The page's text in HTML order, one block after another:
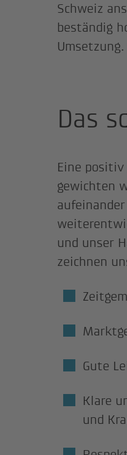
Schweiz
beständig
Das
Eine
gewichten
und unser
zeichnen
Gute
Klare
und